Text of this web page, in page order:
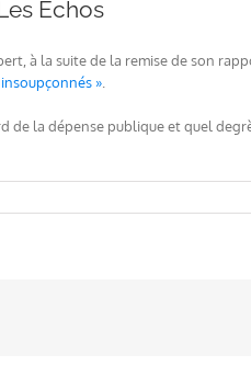
Echos
à la suite de la remise de son
»
de la dépense publique et quel